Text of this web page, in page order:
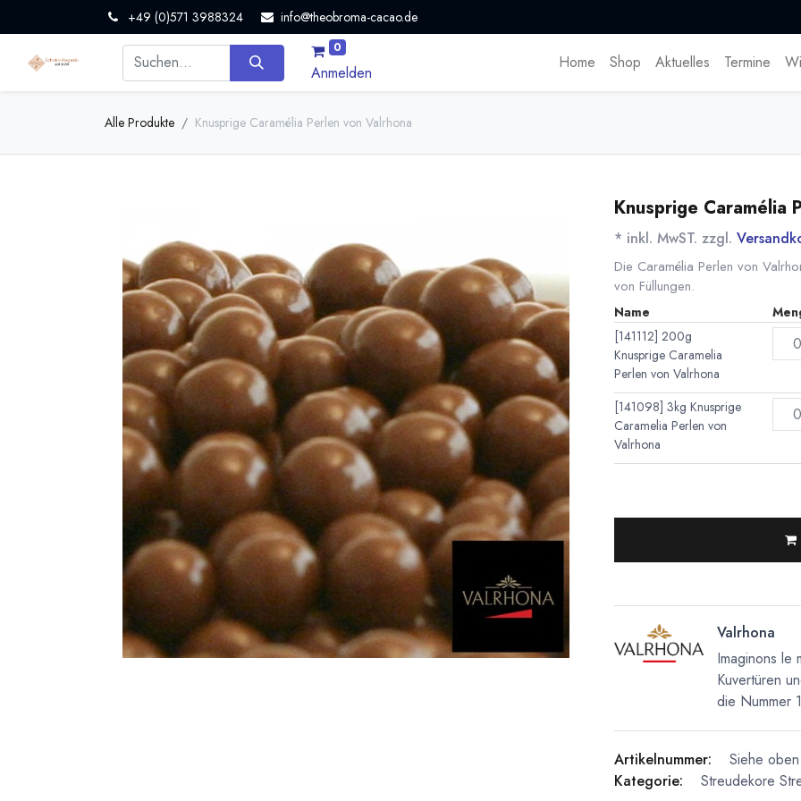
+49 (0)571 3988324 info@theobroma-cacao.de
0
Anmelden
Home Shop Aktuelles Termine
Alle Produkte Knusprige Caramélia Perlen von Valrhona
Knusprige Caramélia
* inkl. MwST. zzgl.
Die Caramélia Perlen von
von Füllungen.
Name
[141112] 200g
Knusprige Caramelia
Perlen von Valrhona
[141098] 3kg Knusprige
Caramelia Perlen von
Valrhona
Valrhona
Imaginons le
Kuvertüren
die Nummer
Artikelnummer:
Siehe
Kategorie:
Streudekore